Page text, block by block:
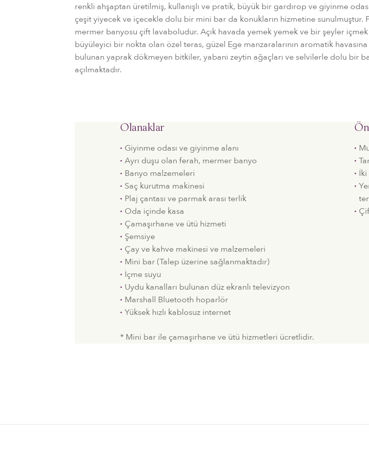
renkli ahşaptan üretilmiş, kullanışlı ve pratik, büyük bir gardırop ve giyinme
çeşit yiyecek ve içecekle dolu bir mini bar da konukların hizmetine sunulmuştur.
mermer banyosu çift lavaboludur. Açık havada yemek yemek ve bir şeyler
büyüleyici bir nokta olan özel teras, güzel Ege manzaralarının aromatik havasına
bulunan yaprak dökmeyen bitkiler, yabani zeytin ağaçları ve selvilerle dolu bir
açılmaktadır.
Olanaklar
Giyinme odası ve giyinme alanı
Ayrı duşu olan ferah, mermer banyo
Banyo malzemeleri
Saç kurutma makinesi
Plaj çantası ve parmak arası terlik
Oda içinde kasa
Çamaşırhane ve ütü hizmeti
Şemsiye
Çay ve kahve makinesi ve malzemeleri
Mini bar (Talep üzerine sağlanmaktadır)
İçme suyu
Uydu kanalları bulunan düz ekranlı televizyon
Marshall Bluetooth hoparlör
Yüksek hızlı kablosuz internet
* Mini bar ile çamaşırhane ve ütü hizmetleri ücretlidir.